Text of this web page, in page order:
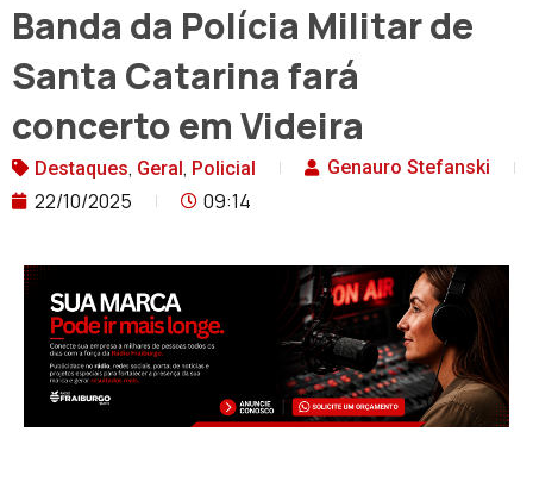
Banda da Polícia Militar de
Santa Catarina fará
concerto em Videira
Destaques, Geral , Policial Genauro Stefanski
22/10/2025 09:14